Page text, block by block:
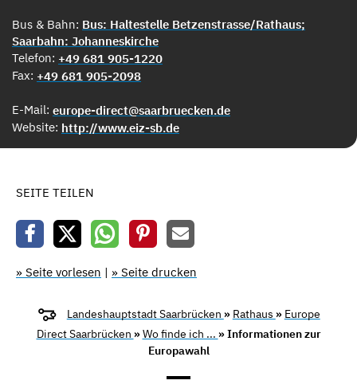
Bus & Bahn: Bus: Haltestelle Betzenstrasse/Rathaus;
Saarbahn: Johanneskirche
Telefon: +49 681 905-1220
Fax: +49 681 905-2098
E-Mail: europe-direct@saarbruecken.de
Website: http://www.eiz-sb.de
SEITE TEILEN
» Seite vorlesen | » Seite drucken
Landeshauptstadt Saarbrücken » Rathaus » Europe
Direct Saarbrücken »Wo finde ich ... » Informationen zur
Europawahl